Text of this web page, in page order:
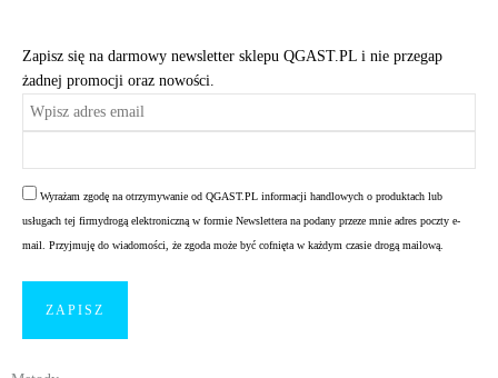
Zapisz się na darmowy newsletter sklepu QGAST.PL i nie przegap
żadnej promocji oraz nowości.
Wyrażam zgodę na otrzymywanie od QGAST.PL informacji handlowych o produktach lub
usługach tej firmydrogą elektroniczną w formie Newslettera na podany przeze mnie adres poczty e-
mail. Przyjmuję do wiadomości, że zgoda może być cofnięta w każdym czasie drogą mailową.